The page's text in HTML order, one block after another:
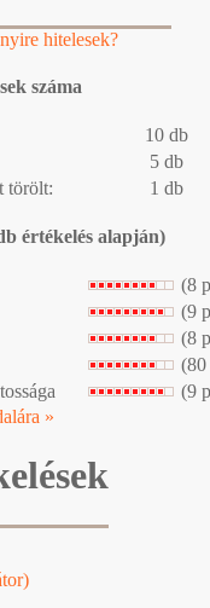
hitelesek?
száma
10 db
5 db
törölt:
1 db
értékelés alapján)
(8
(9
(8
(9
»